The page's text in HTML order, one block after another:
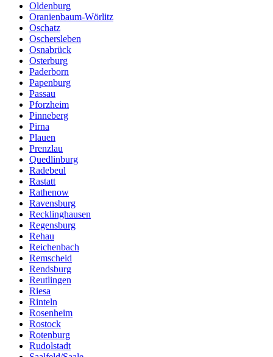
Oldenburg
Oranienbaum-Wörlitz
Oschatz
Oschersleben
Osnabrück
Osterburg
Paderborn
Papenburg
Passau
Pforzheim
Pinneberg
Pirna
Plauen
Prenzlau
Quedlinburg
Radebeul
Rastatt
Rathenow
Ravensburg
Recklinghausen
Regensburg
Rehau
Reichenbach
Remscheid
Rendsburg
Reutlingen
Riesa
Rinteln
Rosenheim
Rostock
Rotenburg
Rudolstadt